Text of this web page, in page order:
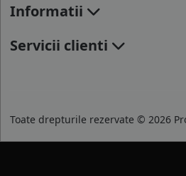
Informatii
Servicii clienti
Toate drepturile rezervate © 2026